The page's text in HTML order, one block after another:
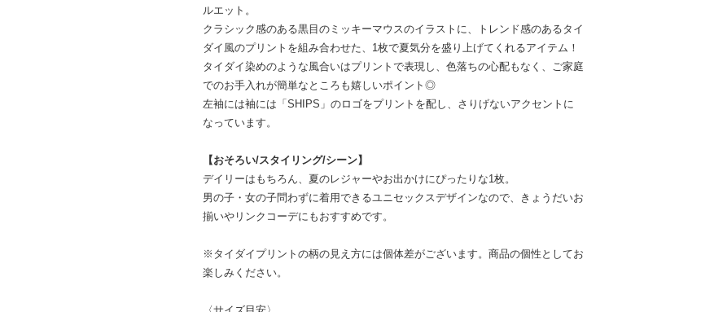
ルエット。
クラシック感のある黒目のミッキーマウスのイラストに、トレンド感のあるタイ
ダイ風のプリントを組み合わせた、1枚で夏気分を盛り上げてくれるアイテム！
タイダイ染めのような風合いはプリントで表現し、色落ちの心配もなく、ご家庭
でのお手入れが簡単なところも嬉しいポイント◎
左袖には袖には「SHIPS」のロゴをプリントを配し、さりげないアクセントに
なっています。
【おそろい/スタイリング/シーン】
デイリーはもちろん、夏のレジャーやお出かけにぴったりな1枚。
男の子・女の子問わずに着用できるユニセックスデザインなので、きょうだいお
揃いやリンクコーデにもおすすめです。
※タイダイプリントの柄の見え方には個体差がございます。商品の個性としてお
楽しみください。